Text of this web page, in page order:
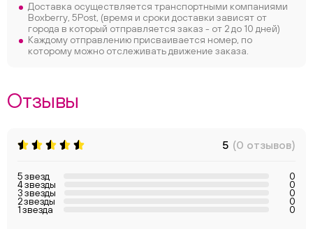
Доставка осуществляется транспортными компаниями
Boxberry, 5Post, (время и сроки доставки зависят от
города в который отправляется заказ - от 2 до 10 дней)
Каждому отправлению присваивается номер, по
которому можно отслеживать движение заказа.
Отзывы
5 (0 отзывов)
5 звезд 0
4 звезды 0
3 звезды 0
2 звезды 0
1 звезда 0